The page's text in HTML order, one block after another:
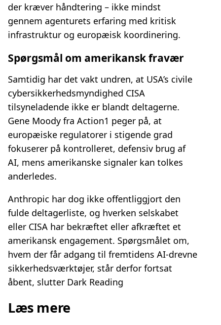
der kræver håndtering – ikke mindst
gennem agenturets erfaring med kritisk
infrastruktur og europæisk koordinering.
Spørgsmål om amerikansk fravær
Samtidig har det vakt undren, at USA’s civile
cybersikkerhedsmyndighed CISA
tilsyneladende ikke er blandt deltagerne.
Gene Moody fra Action1 peger på, at
europæiske regulatorer i stigende grad
fokuserer på kontrolleret, defensiv brug af
AI, mens amerikanske signaler kan tolkes
anderledes.
Anthropic har dog ikke offentliggjort den
fulde deltagerliste, og hverken selskabet
eller CISA har bekræftet eller afkræftet et
amerikansk engagement. Spørgsmålet om,
hvem der får adgang til fremtidens AI-drevne
sikkerhedsværktøjer, står derfor fortsat
åbent, slutter Dark Reading
Læs mere